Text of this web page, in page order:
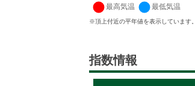
※頂上付近の平年値を表示しています。
指数情報